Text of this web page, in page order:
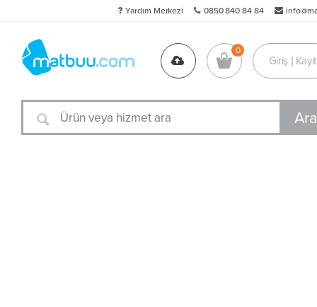
0850 840 84 84
Yardım Merkezi
Giriş | Kayıt